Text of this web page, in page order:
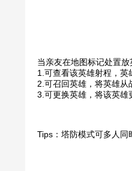
当亲友在地图标记处置放
1.可查看该英雄射程，
2.可召回英雄，将英雄从
3.可更换英雄，将该英雄
Tips：塔防模式可多人